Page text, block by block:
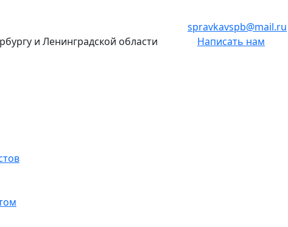
и Ленинградской области
spravkavspb@mail.ru
Написать нам